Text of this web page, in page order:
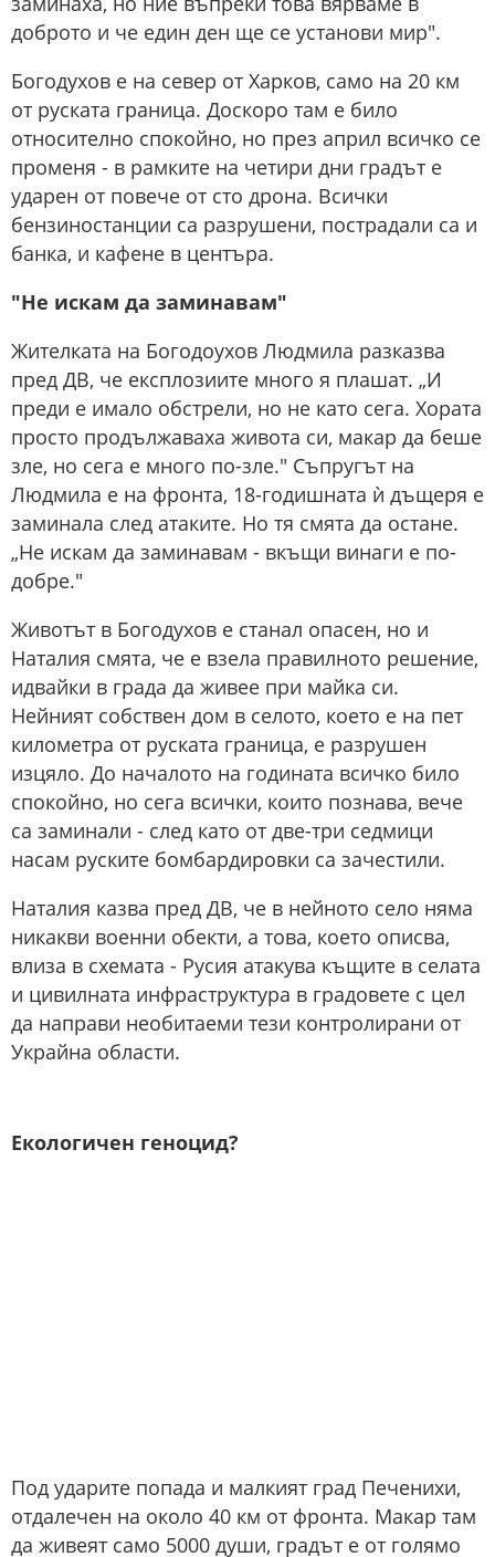
доброто и че един ден ще се установи мир".
Богодухов е на север от Харков, само на 20 км
от руската граница. Доскоро там е било
относително спокойно, но през април всичко се
променя - в рамките на четири дни градът е
ударен от повече от сто дрона. Всички
бензиностанции са разрушени, пострадали са и
банка, и кафене в центъра.
"Не искам да заминавам"
Жителката на Богодоухов Людмила разказва
пред ДВ, че експлозиите много я плашат. „И
преди е имало обстрели, но не като сега. Хората
просто продължаваха живота си, макар да беше
зле, но сега е много по-зле." Съпругът на
Людмила е на фронта, 18-годишната ѝ дъщеря е
заминала след атаките. Но тя смята да остане.
„Не искам да заминавам - вкъщи винаги е по-
добре."
Животът в Богодухов е станал опасен, но и
Наталия смята, че е взела правилното решение,
идвайки в града да живее при майка си.
Нейният собствен дом в селото, което е на пет
километра от руската граница, е разрушен
изцяло. До началото на годината всичко било
спокойно, но сега всички, които познава, вече
са заминали - след като от две-три седмици
насам руските бомбардировки са зачестили.
Наталия казва пред ДВ, че в нейното село няма
никакви военни обекти, а това, което описва,
влиза в схемата - Русия атакува къщите в селата
и цивилната инфраструктура в градовете с цел
да направи необитаеми тези контролирани от
Украйна области.
Екологичен геноцид?
Под ударите попада и малкият град Печенихи,
отдалечен на около 40 км от фронта. Макар там
да живеят само 5000 души, градът е от голямо